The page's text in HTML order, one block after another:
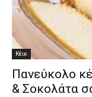
Κέικ
Πανεύκολο
& Σοκολάτα